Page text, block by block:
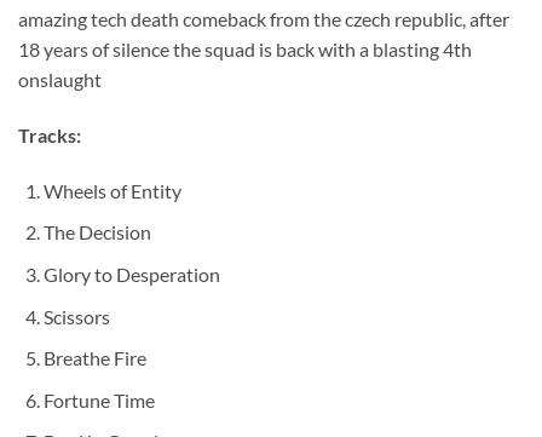
amazing tech death comeback from the czech republic, after
18 years of silence the squad is back with a blasting 4th
onslaught
Tracks:
Wheels of Entity
The Decision
Glory to Desperation
Scissors
Breathe Fire
Fortune Time